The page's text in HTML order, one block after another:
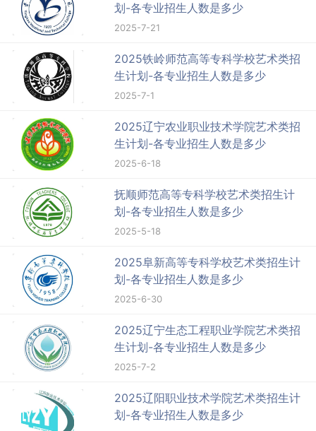
划-各专业招生人数是多少
2025-7-21
2025铁岭师范高等专科学校艺术类招
生计划-各专业招生人数是多少
2025-7-1
2025辽宁农业职业技术学院艺术类招
生计划-各专业招生人数是多少
2025-6-18
抚顺师范高等专科学校艺术类招生计
划-各专业招生人数是多少
2025-5-18
2025阜新高等专科学校艺术类招生计
划-各专业招生人数是多少
2025-6-30
2025辽宁生态工程职业学院艺术类招
生计划-各专业招生人数是多少
2025-7-2
2025辽阳职业技术学院艺术类招生计
划-各专业招生人数是多少